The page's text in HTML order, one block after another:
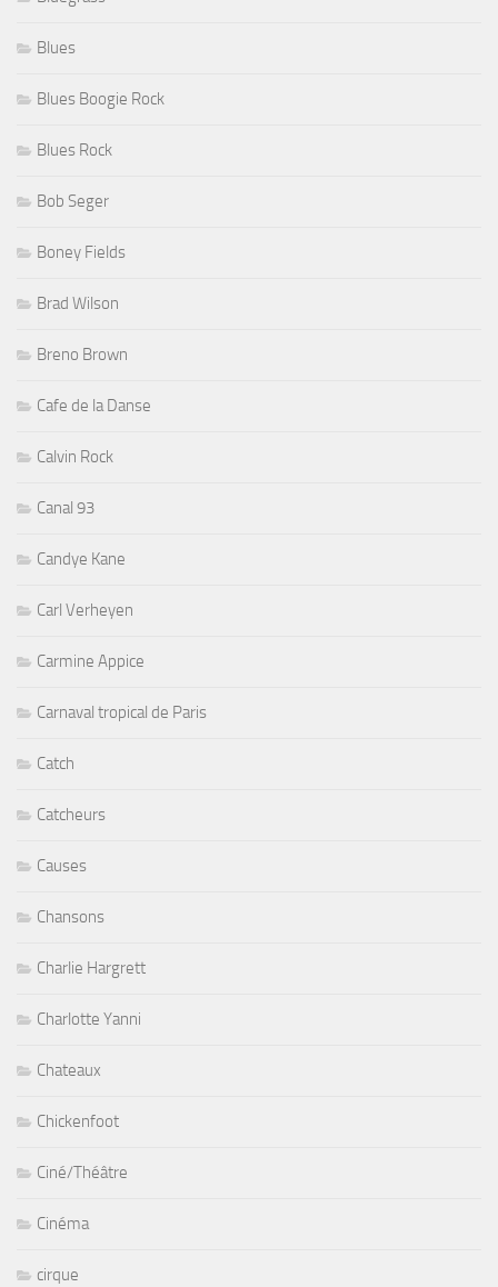
Blues
Blues Boogie Rock
Blues Rock
Bob Seger
Boney Fields
Brad Wilson
Breno Brown
Cafe de la Danse
Calvin Rock
Canal 93
Candye Kane
Carl Verheyen
Carmine Appice
Carnaval tropical de Paris
Catch
Catcheurs
Causes
Chansons
Charlie Hargrett
Charlotte Yanni
Chateaux
Chickenfoot
Ciné/Théâtre
Cinéma
cirque